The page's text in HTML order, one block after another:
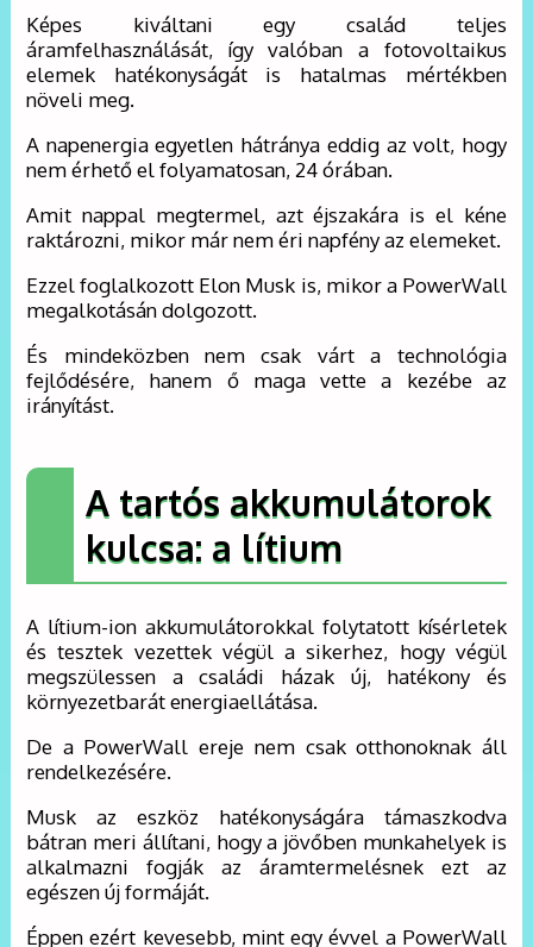
Képes kiváltani egy család teljes
áramfelhasználását, így valóban a fotovoltaikus
elemek hatékonyságát is hatalmas mértékben
növeli meg.
A napenergia egyetlen hátránya eddig az volt, hogy
nem érhető el folyamatosan, 24 órában.
Amit nappal megtermel, azt éjszakára is el kéne
raktározni, mikor már nem éri napfény az elemeket.
Ezzel foglalkozott Elon Musk is, mikor a PowerWall
megalkotásán dolgozott.
És mindeközben nem csak várt a technológia
fejlődésére, hanem ő maga vette a kezébe az
irányítást.
A tartós akkumulátorok
kulcsa: a lítium
A lítium-ion akkumulátorokkal folytatott kísérletek
és tesztek vezettek végül a sikerhez, hogy végül
megszülessen a családi házak új, hatékony és
környezetbarát energiaellátása.
De a PowerWall ereje nem csak otthonoknak áll
rendelkezésére.
Musk az eszköz hatékonyságára támaszkodva
bátran meri állítani, hogy a jövőben munkahelyek is
alkalmazni fogják az áramtermelésnek ezt az
egészen új formáját.
Éppen ezért kevesebb, mint egy évvel a PowerWall